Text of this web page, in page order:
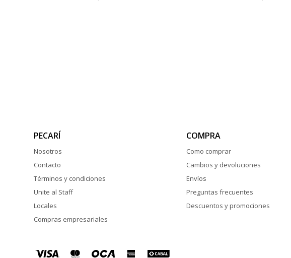
PECARÍ
Nosotros
Contacto
Términos y condiciones
Unite al Staff
Locales
Compras empresariales
COMPRA
Como comprar
Cambios y devoluciones
Envíos
Preguntas frecuentes
Descuentos y promociones